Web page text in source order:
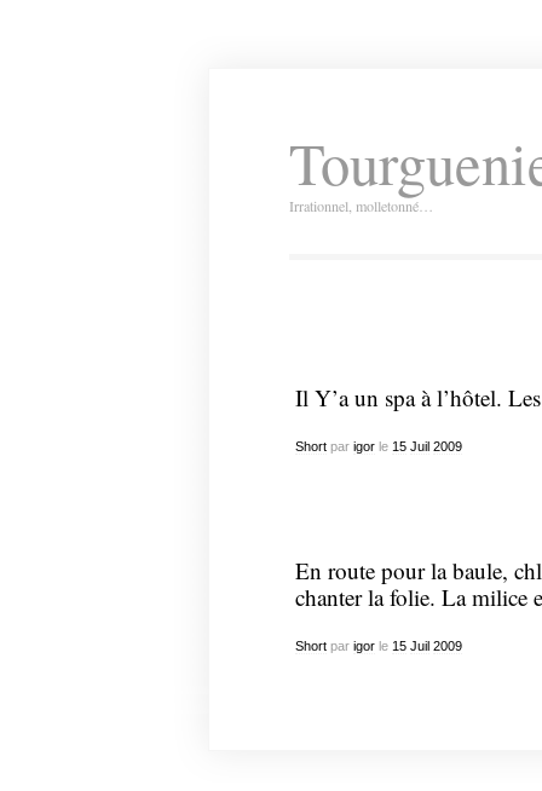
Irrationnel, molletonné…
Il Y’a un spa à l’hôtel.
Shortpar igorle 15 Juil 2009
En route pour la baule,
chanter la folie. La milice
Shortpar igorle 15 Juil 2009